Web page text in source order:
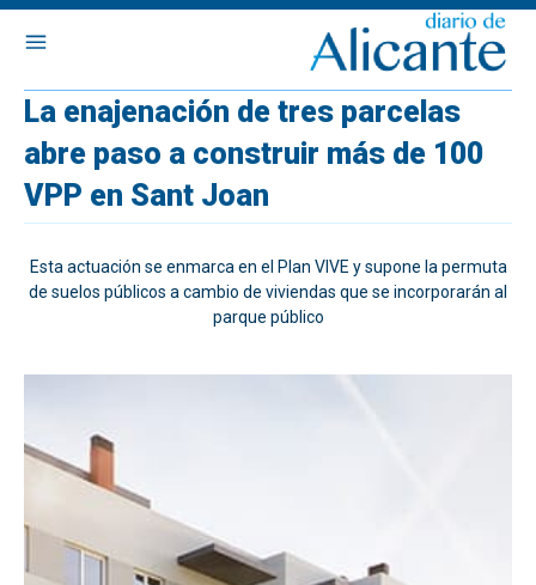
La enajenación de tres parcelas
abre paso a construir más de 100
VPP en Sant Joan
Esta actuación se enmarca en el Plan VIVE y supone la permuta
de suelos públicos a cambio de viviendas que se incorporarán al
parque público